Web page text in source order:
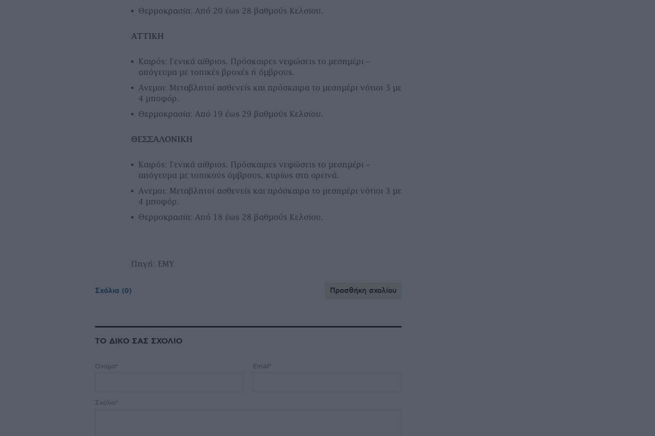
Θερμοκρασία: Από 20 έως 28 βαθμούς Κελσίου.
ΑΤΤΙΚΗ
Καιρός: Γενικά αίθριος. Πρόσκαιρες νεφώσεις το μεσημέρι –
απόγευμα με τοπικές βροχές ή όμβρους.
Ανεμοι: Μεταβλητοί ασθενείς και πρόσκαιρα το μεσημέρι νότιοι 3 με
4 μποφόρ.
Θερμοκρασία: Από 19 έως 29 βαθμούς Κελσίου.
ΘΕΣΣΑΛΟΝΙΚΗ
Καιρός: Γενικά αίθριος. Πρόσκαιρες νεφώσεις το μεσημέρι –
απόγευμα με τοπικούς όμβρους, κυρίως στα ορεινά.
Ανεμοι: Μεταβλητοί ασθενείς και πρόσκαιρα το μεσημέρι νότιοι 3 με
4 μποφόρ.
Θερμοκρασία: Από 18 έως 28 βαθμούς Κελσίου.
Πηγή: ΕΜΥ
Σχόλια (0) Προσθήκη σχολίου
ΤΟ ΔΙΚΟ ΣΑΣ ΣΧΟΛΙΟ
Όνομα* Email*
Σχόλιο*